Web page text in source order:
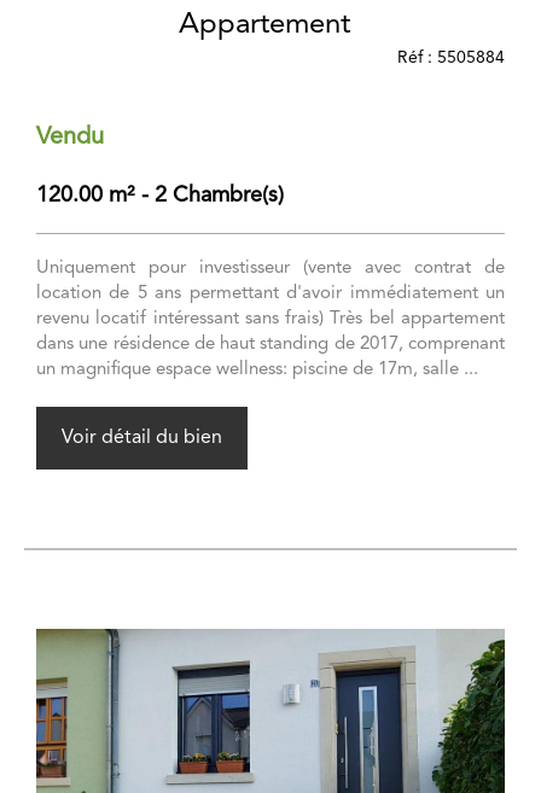
Appartement
Réf : 5505884
Vendu
120.00 m² - 2 Chambre(s)
Uniquement pour investisseur (vente avec contrat de
location de 5 ans permettant d'avoir immédiatement un
revenu locatif intéressant sans frais) Très bel appartement
dans une résidence de haut standing de 2017, comprenant
un magnifique espace wellness: piscine de 17m, salle ...
Voir détail du bien